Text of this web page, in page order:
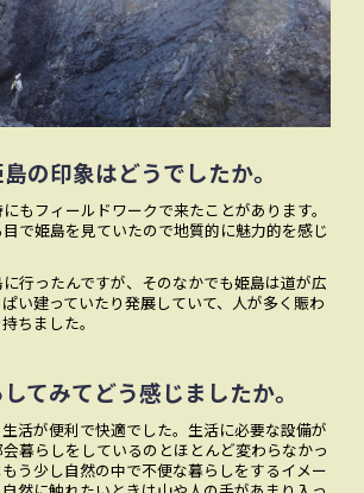
の印象はどうでしたか。
もフィールドワークで来たことがあります。
で姫島を見ていたので地質的に魅力的を感じ
行ったんですが、そのなかでも姫島は道が広
い建っていたり発展していて、人が多く賑わ
ちました。
てみてどう感じましたか。
活が便利で快適でした。生活に必要な設備が
暮らしをしているのとほとんど変わらなかっ
う少し自然の中で不便な暮らしをするイメー